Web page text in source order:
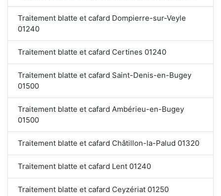
Traitement blatte et cafard Dompierre-sur-Veyle
01240
Traitement blatte et cafard Certines 01240
Traitement blatte et cafard Saint-Denis-en-Bugey
01500
Traitement blatte et cafard Ambérieu-en-Bugey
01500
Traitement blatte et cafard Châtillon-la-Palud 01320
Traitement blatte et cafard Lent 01240
Traitement blatte et cafard Ceyzériat 01250